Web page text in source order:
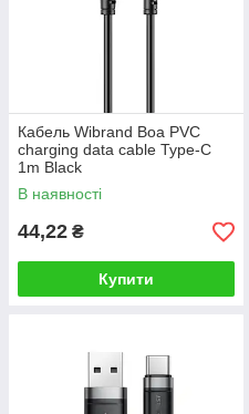
Кабель Wibrand Boa PVC
charging data cable Type-C
1m Black
В наявності
44,22 ₴
Купити